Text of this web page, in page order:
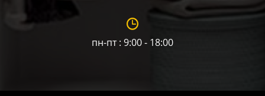
пн-пт : 9:00 - 18:00